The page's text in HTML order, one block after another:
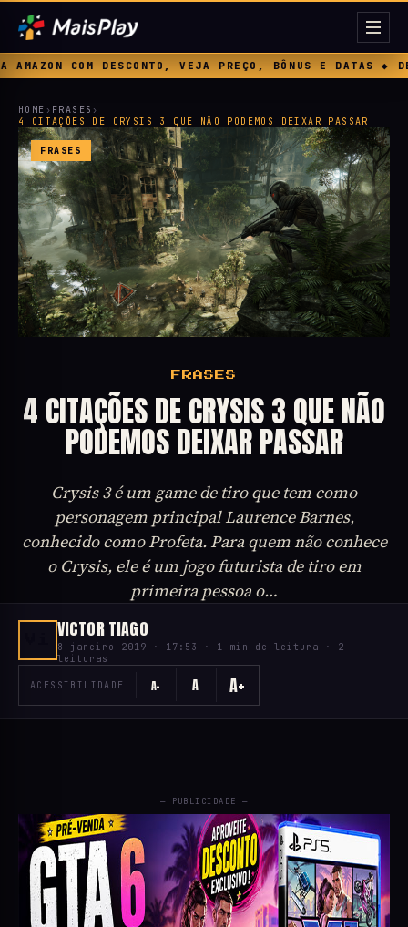
BÔNUS E DATAS ◆ DEPOIS DAS
HOME › FRASES ›
4 CITAÇÕES DE CRYSIS 3 QUE NÃO PODEMOS DEIXAR PASSAR
FRASES
FRASES
4 CITAÇÕES DE CRYSIS 3 QUE NÃO
PODEMOS DEIXAR PASSAR
Crysis 3 é um game de tiro que tem como
personagem principal Laurence Barnes,
conhecido como Profeta. Para quem não conhece
o Crysis, ele é um jogo futurista de tiro em
primeira pessoa o…
VICTOR TIAGO
8 janeiro 2019 · 17:53 · 1 min de leitura · 2
leituras
ACESSIBILIDADE A− A A+
— PUBLICIDADE —